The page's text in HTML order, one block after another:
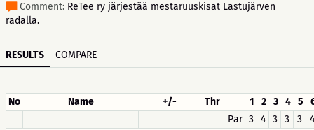
Comment: ReTee ry järjestää mestaruuskisat Lastujärven
radalla.
RESULTS COMPARE
No Name +/- Thr 1 2 3 4 5
Par 3 4 3 3 3
4